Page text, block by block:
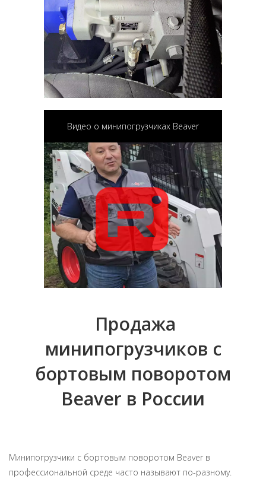
Видео о минипогрузчиках Beaver
Продажа
минипогрузчиков с
бортовым поворотом
Beaver в России
Минипогрузчики с бортовым поворотом Beaver в
профессиональной среде часто называют по-разному.